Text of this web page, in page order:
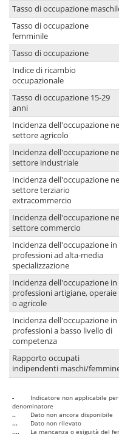
Tasso di occupazione
Tasso di occupazione
femminile
Tasso di occupazione
Indice di ricambio
occupazionale
Tasso di occupazione 15-29
anni
Incidenza dell'occupazione
settore agricolo
Incidenza dell'occupazione
settore industriale
Incidenza dell'occupazione
settore terziario
extracommercio
Incidenza dell'occupazione
settore commercio
Incidenza dell'occupazione in
professioni ad alta-media
specializzazione
Incidenza dell'occupazione in
professioni artigiane, operaie
o agricole
Incidenza dell'occupazione in
professioni a basso livello di
competenza
Rapporto occupati
indipendenti maschi/
-
Indicatore non applicabile
denominatore
..
Dato non ancora disponibile
...
Dato non rilevato
....
La mancanza o esiguità del